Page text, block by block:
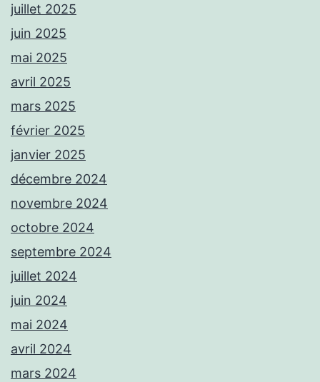
juillet 2025
juin 2025
mai 2025
avril 2025
mars 2025
février 2025
janvier 2025
décembre 2024
novembre 2024
octobre 2024
septembre 2024
juillet 2024
juin 2024
mai 2024
avril 2024
mars 2024